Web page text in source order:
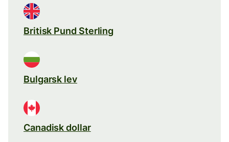
Britisk Pund Sterling
Bulgarsk lev
Canadisk dollar